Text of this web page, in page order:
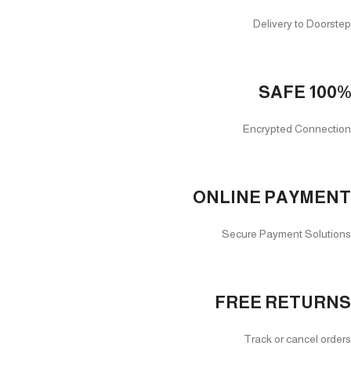
FREE RETURNS
Track or cancel orders
ONLINE PAYMENT
Secure Payment Solutions
100% SAFE
Encrypted Connection
Delivery to Doorstep